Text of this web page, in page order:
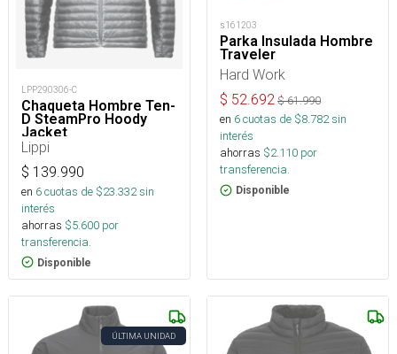
LPP290306-C
Chaqueta Hombre Ten-
D SteamPro Hoody
Jacket
Lippi
$ 139.990
en 6cuotas de $23.332sin
interés
ahorras $5.600 por
transferencia.
Disponible
s161203
Parka Insulada Hombre
Traveler
Hard Work
$ 52.692 $61.990
en 6cuotas de $8.782sin
interés
ahorras $2.110 por
transferencia.
Disponible
ÚLTIMA UNIDAD